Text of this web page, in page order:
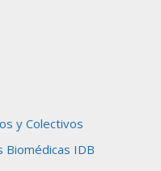
y Colectivos
IDB